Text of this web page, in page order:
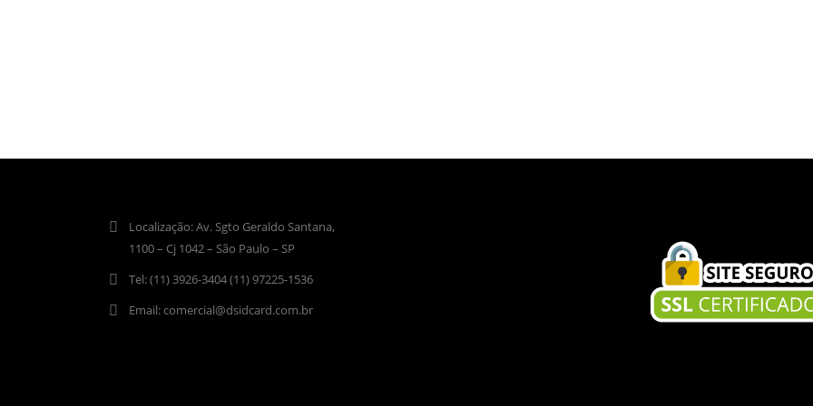
Localização:Av. Sgto Geraldo Santana,
1100 – Cj 1042 – São Paulo – SP
Tel:(11) 3926-3404 (11) 97225-1536
Email:comercial@dsidcard.com.br